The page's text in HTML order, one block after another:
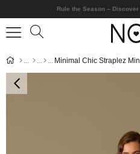
Rule the Season –
Minimal Chic Straplez